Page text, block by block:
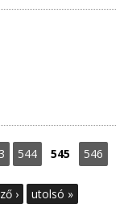
544 545 546
› utolsó »